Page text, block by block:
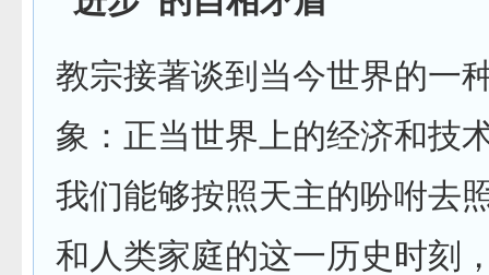
教宗接著谈到当今世界的一
象：正当世界上的经济和技
我们能够按照天主的吩咐去
和人类家庭的这一历史时刻